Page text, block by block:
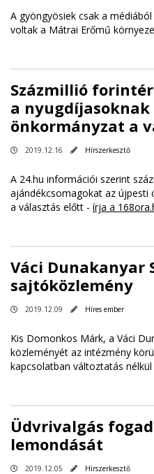
A gyöngyösiek csak a
voltak a Mátrai Erőmű
Százmillió
a
önkormányzat a
2019.12.16 Hírszerkesztő
A 24.hu információi szerint
ajándékcsomagokat az újpesti
a választás előtt - írja a
Váci Dunakanyar
sajtóközlemény
2019.12.09 Híres ember
Kis Domonkos Márk, a Váci
közleményét az intézmény
kapcsolatban változtatás
Üdvrivalgás
lemondását
2019.12.05 Hírszerkesztő